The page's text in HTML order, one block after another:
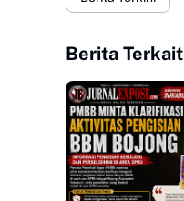
Berita Terkait